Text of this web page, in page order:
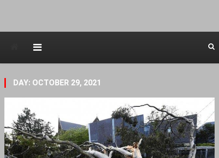
DAY: OCTOBER 29, 2021